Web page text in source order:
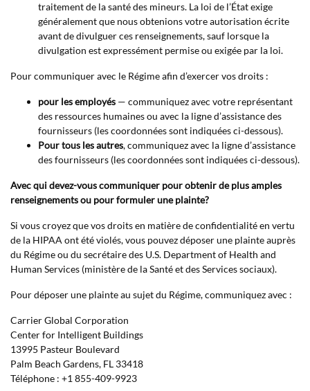
traitement de la santé des mineurs. La loi de l’État exige
généralement que nous obtenions votre autorisation écrite
avant de divulguer ces renseignements, sauf lorsque la
divulgation est expressément permise ou exigée par la loi.
Pour communiquer avec le Régime afin d’exercer vos droits :
pour les employés — communiquez avec votre représentant
des ressources humaines ou avec la ligne d’assistance des
fournisseurs (les coordonnées sont indiquées ci-dessous).
Pour tous les autres, communiquez avec la ligne d’assistance
des fournisseurs (les coordonnées sont indiquées ci-dessous).
Avec qui devez-vous communiquer pour obtenir de plus amples
renseignements ou pour formuler une plainte?
Si vous croyez que vos droits en matière de confidentialité en vertu
de la HIPAA ont été violés, vous pouvez déposer une plainte auprès
du Régime ou du secrétaire des U.S. Department of Health and
Human Services (ministère de la Santé et des Services sociaux).
Pour déposer une plainte au sujet du Régime, communiquez avec :
Carrier Global Corporation
Center for Intelligent Buildings
13995 Pasteur Boulevard
Palm Beach Gardens, FL 33418
Téléphone : +1 855-409-9923